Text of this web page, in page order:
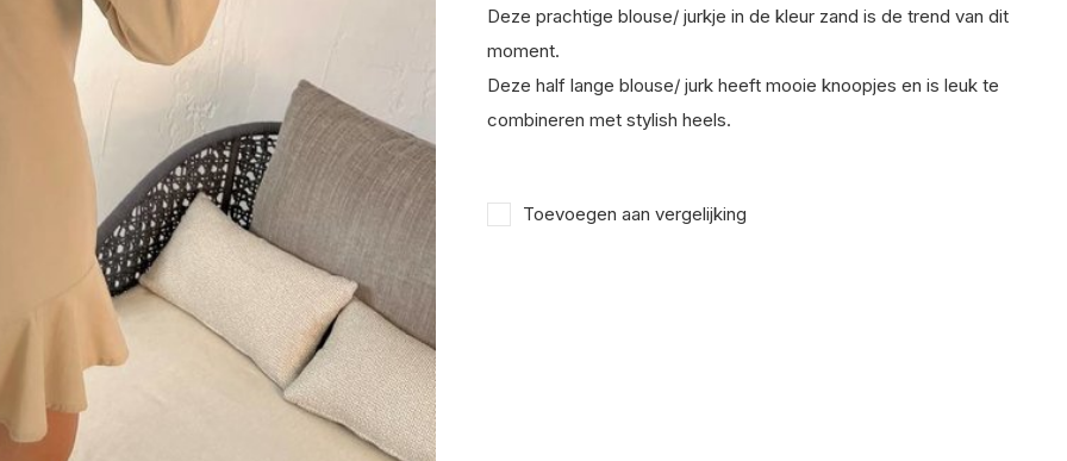
Deze prachtige blouse/ jurkje in de kleur zand is de trend van dit
moment.
Deze half lange blouse/ jurk heeft mooie knoopjes en is leuk te
combineren met stylish heels.
Toevoegen aan vergelijking